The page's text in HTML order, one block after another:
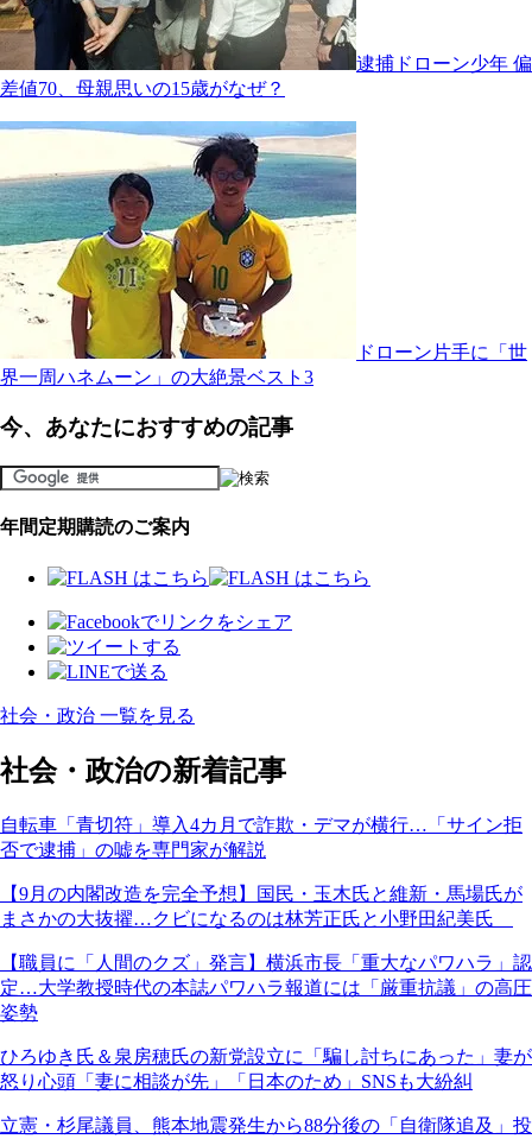
逮捕ドローン少年 偏
差値70、母親思いの15歳がなぜ？
ドローン片手に「世
界一周ハネムーン」の大絶景ベスト3
今、あなたにおすすめの記事
年間定期購読のご案内
社会・政治 一覧を見る
社会・政治の新着記事
自転車「青切符」導入4カ月で詐欺・デマが横行…「サイン拒
否で逮捕」の嘘を専門家が解説
【9月の内閣改造を完全予想】国民・玉木氏と維新・馬場氏が
まさかの大抜擢…クビになるのは林芳正氏と小野田紀美氏
【職員に「人間のクズ」発言】横浜市長「重大なパワハラ」認
定…大学教授時代の本誌パワハラ報道には「厳重抗議」の高圧
姿勢
ひろゆき氏＆泉房穂氏の新党設立に「騙し討ちにあった」妻が
怒り心頭「妻に相談が先」「日本のため」SNSも大紛糾
立憲・杉尾議員、熊本地震発生から88分後の「自衛隊追及」投